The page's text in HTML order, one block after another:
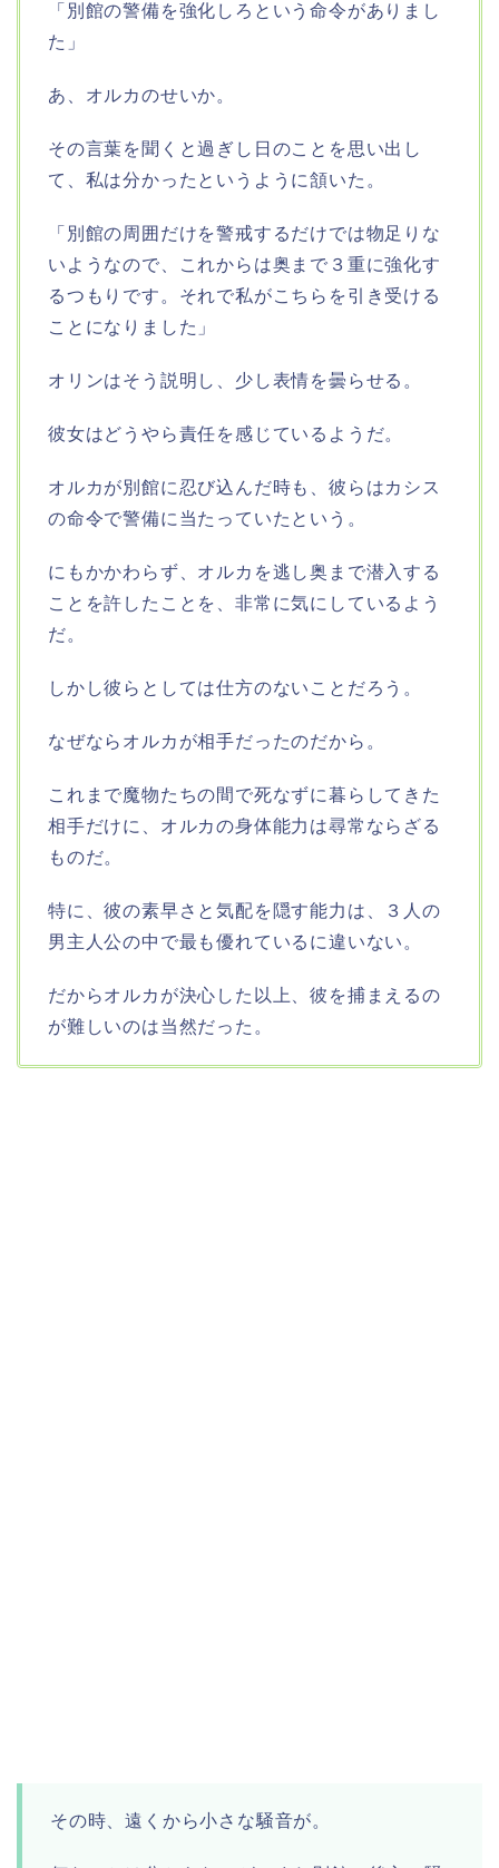
「別館の警備を強化しろという命令がありまし
た」
あ、オルカのせいか。
その言葉を聞くと過ぎし日のことを思い出し
て、私は分かったというように頷いた。
「別館の周囲だけを警戒するだけでは物足りな
いようなので、これからは奥まで３重に強化す
るつもりです。それで私がこちらを引き受ける
ことになりました」
オリンはそう説明し、少し表情を曇らせる。
彼女はどうやら責任を感じているようだ。
オルカが別館に忍び込んだ時も、彼らはカシス
の命令で警備に当たっていたという。
にもかかわらず、オルカを逃し奥まで潜入する
ことを許したことを、非常に気にしているよう
だ。
しかし彼らとしては仕方のないことだろう。
なぜならオルカが相手だったのだから。
これまで魔物たちの間で死なずに暮らしてきた
相手だけに、オルカの身体能力は尋常ならざる
ものだ。
特に、彼の素早さと気配を隠す能力は、３人の
男主人公の中で最も優れているに違いない。
だからオルカが決心した以上、彼を捕まえるの
が難しいのは当然だった。
その時、遠くから小さな騒音が。